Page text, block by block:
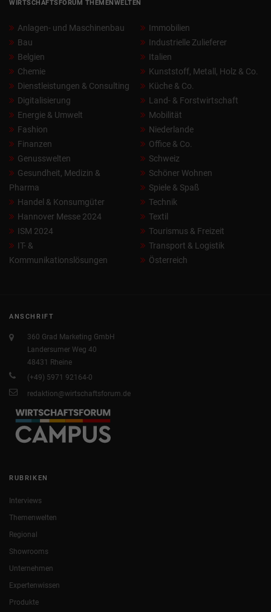
WIRTSCHAFTSFORUM THEMENWELTEN
Anlagen- und Maschinenbau
Bau
Belgien
Chemie
Dienstleistungen & Consulting
Digitalisierung
Energie & Umwelt
Fashion
Finanzen
Genusswelten
Gesundheit, Medizin &
Pharma
Handel & Konsumgüter
Hannover Messe 2024
ISM 2024
IT- &
Kommunikationslösungen
Immobilien
Industrielle Zulieferer
Italien
Kunststoff, Metall, Holz & Co.
Küche & Co.
Land- & Forstwirtschaft
Mobilität
Niederlande
Office & Co.
Schweiz
Schöner Wohnen
Spiele & Spaß
Technik
Textil
Tourismus & Freizeit
Transport & Logistik
Österreich
ANSCHRIFT
360 Grad Marketing GmbH
Landersumer Weg 40
48431 Rheine
(+49) 5971 92164-0
redaktion@wirtschaftsforum.de
RUBRIKEN
Interviews
Themenwelten
Regional
Showrooms
Unternehmen
Expertenwissen
Produkte